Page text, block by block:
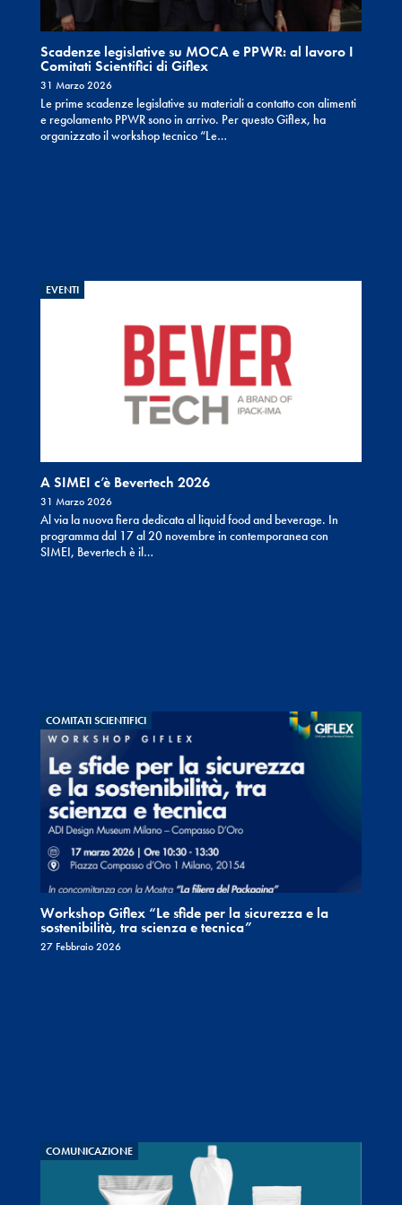
Scadenze legislative su MOCA e PPWR: al lavoro I
Comitati Scientifici di Giflex
31 Marzo 2026
Le prime scadenze legislative su materiali a contatto con alimenti
e regolamento PPWR sono in arrivo. Per questo Giflex, ha
organizzato il workshop tecnico “Le…
EVENTI
A SIMEI c’è Bevertech 2026
31 Marzo 2026
Al via la nuova fiera dedicata al liquid food and beverage. In
programma dal 17 al 20 novembre in contemporanea con
SIMEI, Bevertech è il…
COMITATI SCIENTIFICI
Workshop Giflex “Le sfide per la sicurezza e la
sostenibilità, tra scienza e tecnica”
27 Febbraio 2026
COMUNICAZIONE